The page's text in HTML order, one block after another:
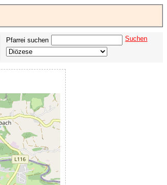
Pfarrei suchen Suchen